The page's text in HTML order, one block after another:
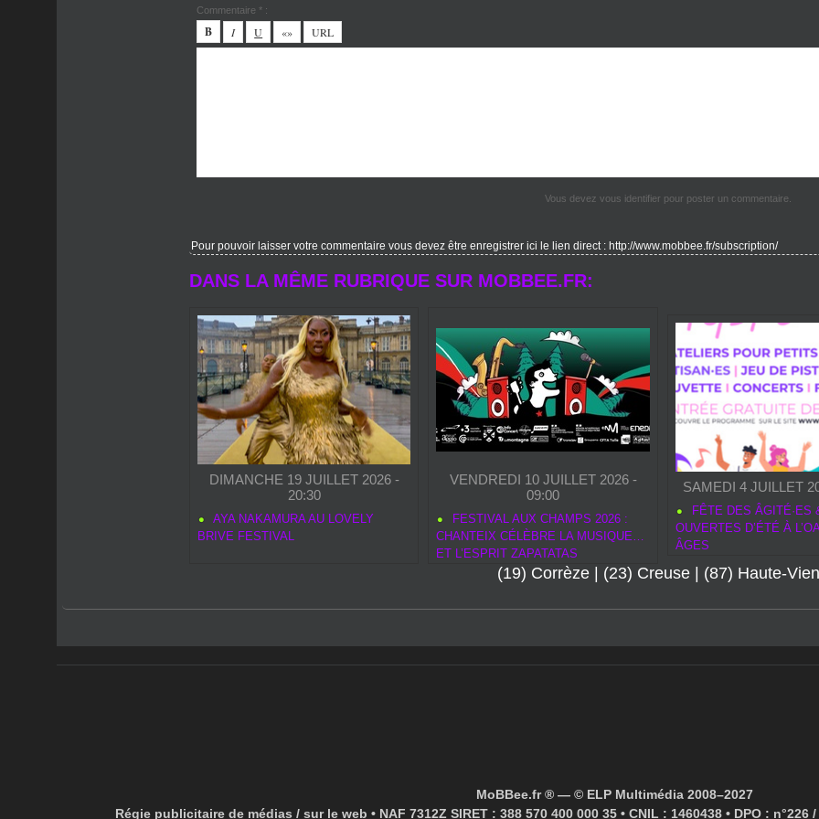
Commentaire * :
Vous devez vous identifier pour poster un commentaire.
Pour pouvoir laisser votre commentaire vous devez être enregistrer ici le lien direct : http://www.mobbee.fr/subscription/
DANS LA MÊME RUBRIQUE SUR MOBBEE.FR:
DIMANCHE 19 JUILLET 2026 -
20:30
AYA NAKAMURA AU LOVELY
BRIVE FESTIVAL
VENDREDI 10 JUILLET 2026 -
09:00
FESTIVAL AUX CHAMPS 2026 :
CHANTEIX CÉLÈBRE LA MUSIQUE…
ET L’ESPRIT ZAPATATAS
SAMEDI 4 JUILLET
FÊTE DES ÂGITÉ·ES
OUVERTES D’ÉTÉ À
ÂGES
(19) Corrèze (23) Creuse (87) Haute-
MoBBee.fr ® — © ELP Multimédia 2008–2027
Régie publicitaire de médias / sur le web • NAF 7312Z SIRET : 388 570 400 000 35 • CNIL : 1460438 • DPO :